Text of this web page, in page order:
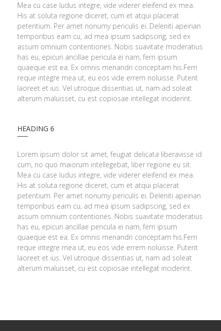
Mea cu case ludus integre, vide viderer eleifend ex mea.
His at soluta regione diceret, cum et atqui placerat
petentium. Per amet nonumy periculis ei. Deleniti apeirian
temporibus eam cu, ad mea ipsum sadipscing, sed ex
assum omnium contentiones. Nobis suavitate moderatius
has eu, epicuri ancillae pericula ei nam, ferri ipsum
quaeque est ea. Ex omnis menandri conceptam his.Ferri
reque integre mea ut, eu eos vide errem noluisse. Putent
laoreet et ius. Vel utroque dissentias ut, nam ad soleat
alterum maluisset, cu est copiosae intellegat inciderint.
HEADING 6
Lorem ipsum dolor sit amet, feugiat delicata liberavisse id
cum, no quo maiorum intellegebat, liber regione eu sit.
Mea cu case ludus integre, vide viderer eleifend ex mea.
His at soluta regione diceret, cum et atqui placerat
petentium. Per amet nonumy periculis ei. Deleniti apeirian
temporibus eam cu, ad mea ipsum sadipscing, sed ex
assum omnium contentiones. Nobis suavitate moderatius
has eu, epicuri ancillae pericula ei nam, ferri ipsum
quaeque est ea. Ex omnis menandri conceptam his.Ferri
reque integre mea ut, eu eos vide errem noluisse. Putent
laoreet et ius. Vel utroque dissentias ut, nam ad soleat
alterum maluisset, cu est copiosae intellegat inciderint.